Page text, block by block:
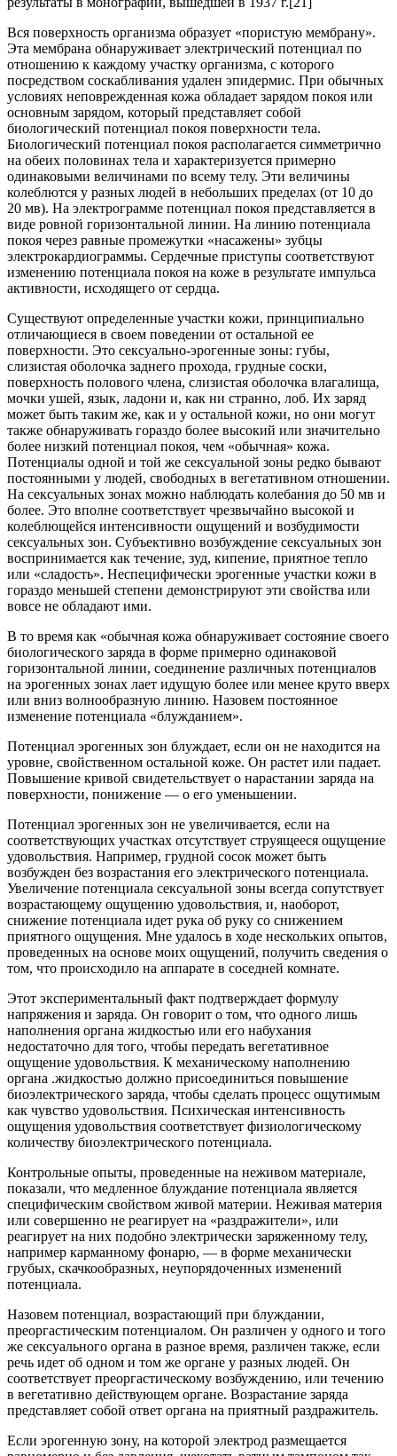
Вся поверхность организма образует «пористую мембрану».
Эта мембрана обнаруживает электрический потенциал по
отношению к каждому участку организма, с которого
посредством соскабливания удален эпидермис. При обычных
условиях неповрежденная кожа обладает зарядом покоя или
основным зарядом, который представляет собой
биологический потенциал покоя поверхности тела.
Биологический потенциал покоя располагается симметрично
на обеих половинах тела и характеризуется примерно
одинаковыми величинами по всему телу. Эти величины
колеблются у разных людей в небольших пределах (от 10 до
20 мв). На электрограмме потенциал покоя представляется в
виде ровной горизонтальной линии. На линию потенциала
покоя через равные промежутки «насажены» зубцы
электрокардиограммы. Сердечные приступы соответствуют
изменению потенциала покоя на коже в результате импульса
активности, исходящего от сердца.
Существуют определенные участки кожи, принципиально
отличающиеся в своем поведении от остальной ее
поверхности. Это сексуально-эрогенные зоны: губы,
слизистая оболочка заднего прохода, грудные соски,
поверхность полового члена, слизистая оболочка влагалища,
мочки ушей, язык, ладони и, как ни странно, лоб. Их заряд
может быть таким же, как и у остальной кожи, но они могут
также обнаруживать гораздо более высокий или значительно
более низкий потенциал покоя, чем «обычная» кожа.
Потенциалы одной и той же сексуальной зоны редко бывают
постоянными у людей, свободных в вегетативном отношении.
На сексуальных зонах можно наблюдать колебания до 50 мв и
более. Это вполне соответствует чрезвычайно высокой и
колеблющейся интенсивности ощущений и возбудимости
сексуальных зон. Субъективно возбуждение сексуальных зон
воспринимается как течение, зуд, кипение, приятное тепло
или «сладость». Неспецифически эрогенные участки кожи в
гораздо меньшей степени демонстрируют эти свойства или
вовсе не обладают ими.
В то время как «обычная кожа обнаруживает состояние своего
биологического заряда в форме примерно одинаковой
горизонтальной линии, соединение различных потенциалов
на эрогенных зонах лает идущую более или менее круто вверх
или вниз волнообразную линию. Назовем постоянное
изменение потенциала «блужданием».
Потенциал эрогенных зон блуждает, если он не находится на
уровне, свойственном остальной коже. Он растет или падает.
Повышение кривой свидетельствует о нарастании заряда на
поверхности, понижение — о его уменьшении.
Потенциал эрогенных зон не увеличивается, если на
соответствующих участках отсутствует струящееся ощущение
удовольствия. Например, грудной сосок может быть
возбужден без возрастания его электрического потенциала.
Увеличение потенциала сексуальной зоны всегда сопутствует
возрастающему ощущению удовольствия, и, наоборот,
снижение потенциала идет рука об руку со снижением
приятного ощущения. Мне удалось в ходе нескольких опытов,
проведенных на основе моих ощущений, получить сведения о
том, что происходило на аппарате в соседней комнате.
Этот экспериментальный факт подтверждает формулу
напряжения и заряда. Он говорит о том, что одного лишь
наполнения органа жидкостью или его набухания
недостаточно для того, чтобы передать вегетативное
ощущение удовольствия. К механическому наполнению
органа .жидкостью должно присоединиться повышение
биоэлектрического заряда, чтобы сделать процесс ощутимым
как чувство удовольствия. Психическая интенсивность
ощущения удовольствия соответствует физиологическому
количеству биоэлектрического потенциала.
Контрольные опыты, проведенные на неживом материале,
показали, что медленное блуждание потенциала является
специфическим свойством живой материи. Неживая материя
или совершенно не реагирует на «раздражители», или
реагирует на них подобно электрически заряженному телу,
например карманному фонарю, — в форме механически
грубых, скачкообразных, неупорядоченных изменений
потенциала.
Назовем потенциал, возрастающий при блуждании,
преоргастическим потенциалом. Он различен у одного и того
же сексуального органа в разное время, различен также, если
речь идет об одном и том же органе у разных людей. Он
соответствует преоргастическому возбуждению, или течению
в вегетативно действующем органе. Возрастание заряда
представляет собой ответ органа на приятный раздражитель.
Если эрогенную зону, на которой электрод размещается